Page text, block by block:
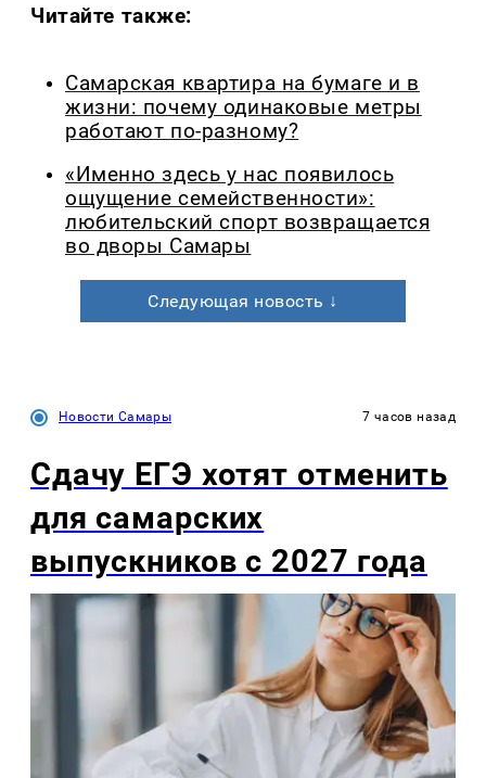
Читайте также:
Самарская квартира на бумаге и в
жизни: почему одинаковые метры
работают по-разному?
«Именно здесь у нас появилось
ощущение семейственности»:
любительский спорт возвращается
во дворы Самары
Следующая новость ↓
Новости Самары 7 часов назад
Сдачу ЕГЭ хотят отменить
для самарских
выпускников с 2027 года